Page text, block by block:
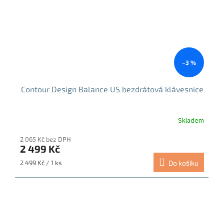
–3 %
Contour Design Balance US bezdrátová klávesnice
Skladem
2 065 Kč bez DPH
2 499 Kč
Měrná
2 499 Kč / 1 ks Do košíku